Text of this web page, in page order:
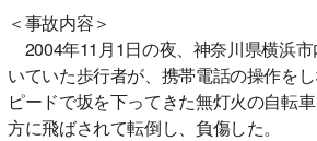
＜事故内容＞
2004年11月1日の夜、神奈川県横浜
いていた歩行者が、携帯電話の操作を
ピードで坂を下ってきた無灯火の自転
方に飛ばされて転倒し、負傷した。